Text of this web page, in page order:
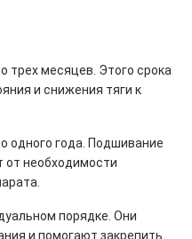
трех месяцев. Этого срока
и снижения тяги к
одного года. Подшивание
от необходимости
порядке. Они
и помогают закрепить